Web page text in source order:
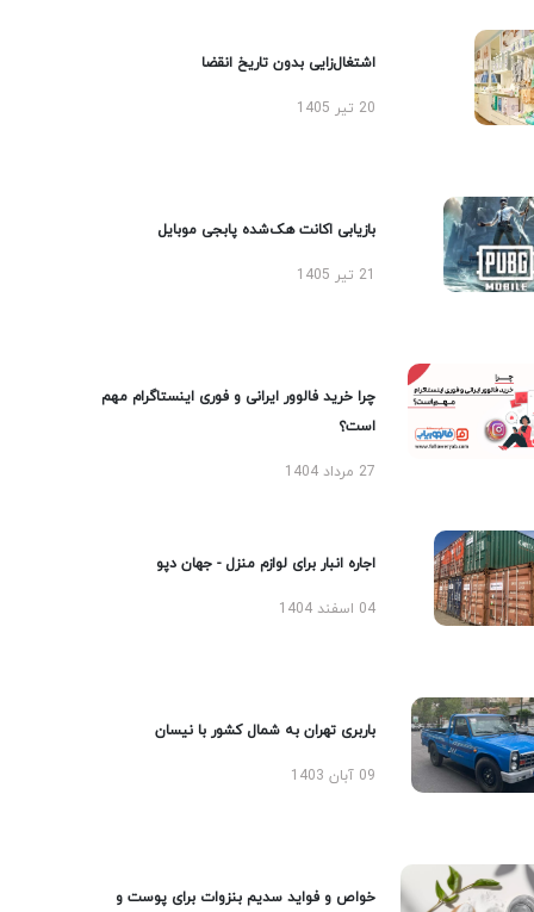
اشتغال‌زایی بدون تاریخ انقضا
20 تیر 1405
بازیابی اکانت هک‌شده پابجی موبایل
چرا خرید فالوور ایرانی و فوری اینستاگرام مهم
است؟
27 مرداد 1404
اجاره انبار برای لوازم منزل - جهان دپو
04 اسفند 1404
باربری تهران به شمال کشور با نیسان
09 آبان 1403
خواص و فواید سدیم بنزوات برای پوست و